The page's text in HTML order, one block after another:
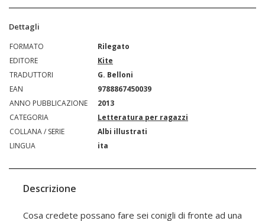
Dettagli
FORMATO
Rilegato
EDITORE
Kite
TRADUTTORI
G. Belloni
EAN
9788867450039
ANNO PUBBLICAZIONE
2013
CATEGORIA
Letteratura per ragazzi
COLLANA / SERIE
Albi illustrati
LINGUA
ita
Descrizione
Cosa credete possano fare sei conigli di fronte ad una